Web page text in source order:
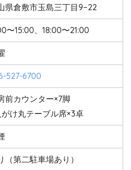
県倉敷市玉島三丁目9−22
〜15:00、18:00〜21:00
527-6700
前カウンター×7脚
け丸テーブル席×3卓
（第二駐車場あり）